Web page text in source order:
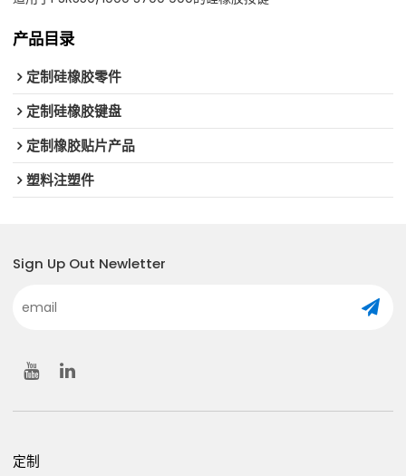
产品目录
定制硅橡胶零件
定制硅橡胶键盘
定制橡胶贴片产品
塑料注塑件
Sign Up Out Newletter
定制